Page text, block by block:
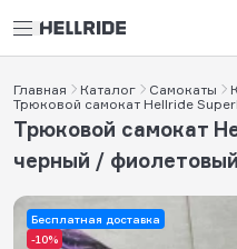
Главная Каталог Самокаты
Трюковой самокат Hellride
Бесплатная доставка
-10%
Трюковой самокат
черный / фиолетовый